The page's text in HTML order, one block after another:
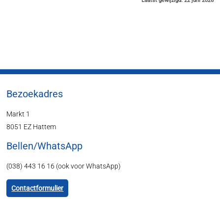
Bezoekadres
Markt 1
8051 EZ Hattem
Bellen/WhatsApp
(038) 443 16 16 (ook voor WhatsApp)
Contactformulier